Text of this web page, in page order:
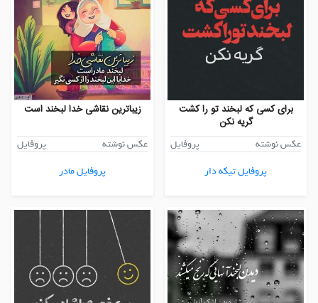
برای کسی که لبخند تو را کشت
گریه نکن
عکس نوشته
پروفایل
پروفایل تیکه دار
زیباترین نقاشی خدا لبخند است
عکس نوشته
پروفایل
پروفایل مادر